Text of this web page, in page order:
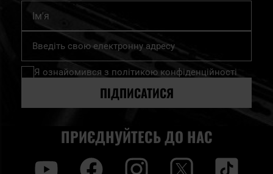
Підпишіться
нашу
розсилку
Я ознайомився з політикою конфіденційності
ПІДПИСАТИСЯ
ПРИЄДНУЙТЕСЬ ДО НАС